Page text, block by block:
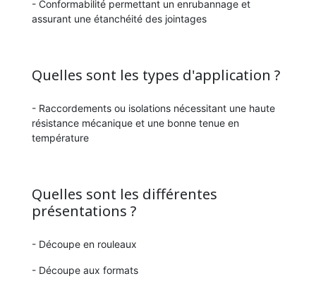
- Conformabilité permettant un enrubannage et
assurant une étanchéité des jointages
Quelles sont les types d'application ?
- Raccordements ou isolations nécessitant une haute
résistance mécanique et une bonne tenue en
température
Quelles sont les différentes
présentations ?
- Découpe en rouleaux
- Découpe aux formats